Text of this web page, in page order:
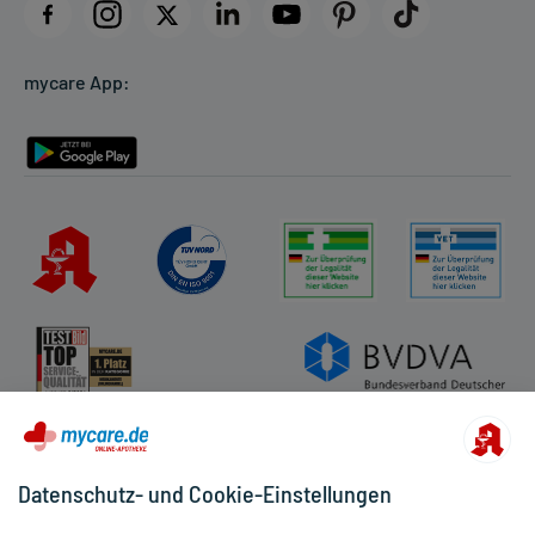
Datenschutz
Rückgabe/Widerruf
mycare App:
Datenschutz- und Cookie-Einstellungen